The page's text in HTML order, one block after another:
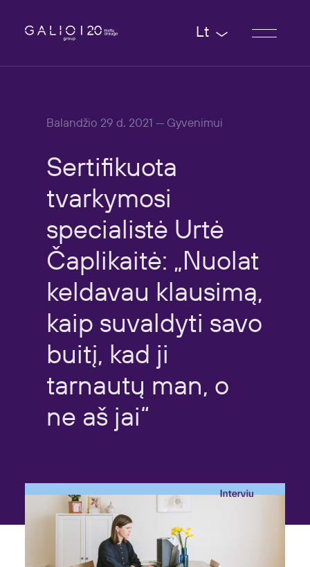
Lt
Balandžio 29 d. 2021 — Gyvenimui
Sertifikuota
tvarkymosi
specialistė Urtė
Čaplikaitė: „Nuolat
keldavau klausimą,
kaip suvaldyti savo
buitį, kad ji
tarnautų man, o
ne aš jai“